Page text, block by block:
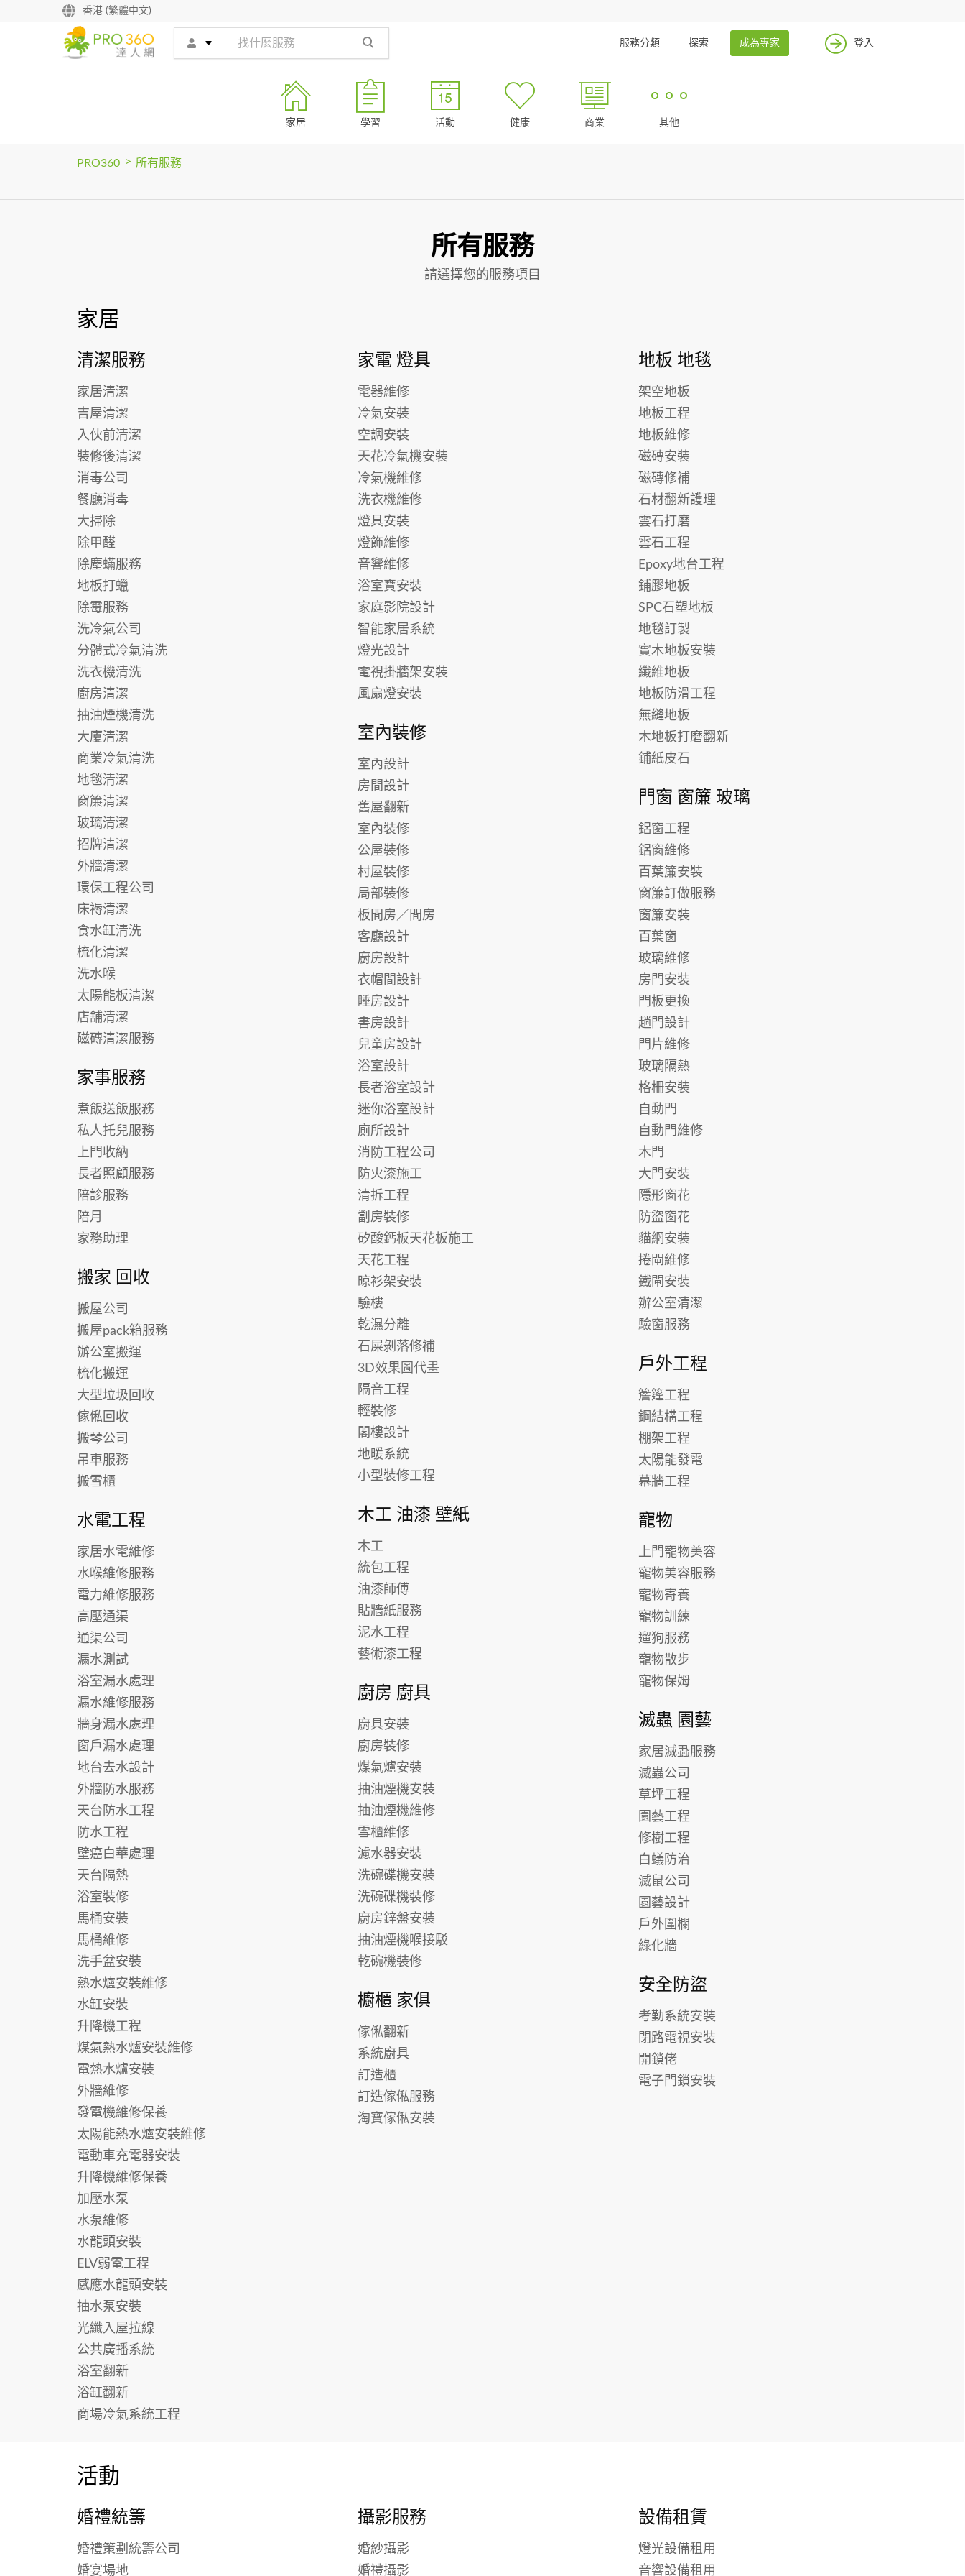
香港 (繁體中文)
服務分類 探索 成為專家 登入
找專家 買服務
登入
家居 學習 活動 健康 商業 其他
PRO360 > 所有服務
所有服務
請選擇您的服務項目
家居
清潔服務
家居清潔
吉屋清潔
入伙前清潔
裝修後清潔
消毒公司
餐廳消毒
大掃除
除甲醛
除塵蟎服務
地板打蠟
除霉服務
洗冷氣公司
分體式冷氣清洗
洗衣機清洗
廚房清潔
抽油煙機清洗
大廈清潔
商業冷氣清洗
地毯清潔
窗簾清潔
玻璃清潔
招牌清潔
外牆清潔
環保工程公司
床褥清潔
食水缸清洗
梳化清潔
洗水喉
太陽能板清潔
店舖清潔
磁磚清潔服務
家事服務
煮飯送飯服務
私人托兒服務
上門收納
長者照顧服務
陪診服務
陪月
家務助理
搬家 回收
搬屋公司
搬屋pack箱服務
辦公室搬運
梳化搬運
大型垃圾回收
傢俬回收
搬琴公司
吊車服務
搬雪櫃
水電工程
家居水電維修
水喉維修服務
電力維修服務
高壓通渠
通渠公司
漏水測試
浴室漏水處理
漏水維修服務
牆身漏水處理
窗戶漏水處理
地台去水設計
外牆防水服務
天台防水工程
防水工程
壁癌白華處理
天台隔熱
浴室裝修
馬桶安裝
馬桶維修
洗手盆安裝
熱水爐安裝維修
水缸安裝
升降機工程
煤氣熱水爐安裝維修
電熱水爐安裝
外牆維修
發電機維修保養
太陽能熱水爐安裝維修
電動車充電器安裝
升降機維修保養
加壓水泵
水泵維修
水龍頭安裝
ELV弱電工程
感應水龍頭安裝
抽水泵安裝
光纖入屋拉線
公共廣播系統
浴室翻新
浴缸翻新
商場冷氣系統工程
家電 燈具
電器維修
冷氣安裝
空調安裝
天花冷氣機安裝
冷氣機維修
洗衣機維修
燈具安裝
燈飾維修
音響維修
浴室寶安裝
家庭影院設計
智能家居系統
燈光設計
電視掛牆架安裝
風扇燈安裝
室內裝修
室內設計
房間設計
舊屋翻新
室內裝修
公屋裝修
村屋裝修
局部裝修
板間房／間房
客廳設計
廚房設計
衣帽間設計
睡房設計
書房設計
兒童房設計
浴室設計
長者浴室設計
迷你浴室設計
廁所設計
消防工程公司
防火漆施工
清拆工程
劏房裝修
矽酸鈣板天花板施工
天花工程
晾衫架安裝
驗樓
乾濕分離
石屎剝落修補
3D效果圖代畫
隔音工程
輕裝修
閣樓設計
地暖系統
小型裝修工程
木工 油漆 壁紙
木工
統包工程
油漆師傅
貼牆紙服務
泥水工程
藝術漆工程
廚房 廚具
廚具安裝
廚房裝修
煤氣爐安裝
抽油煙機安裝
抽油煙機維修
雪櫃維修
濾水器安裝
洗碗碟機安裝
洗碗碟機裝修
廚房鋅盤安裝
抽油煙機喉接駁
乾碗機裝修
櫥櫃 家俱
傢俬翻新
系統廚具
訂造櫃
訂造傢俬服務
淘寶傢俬安裝
地板 地毯
架空地板
地板工程
地板維修
磁磚安裝
磁磚修補
石材翻新護理
雲石打磨
雲石工程
Epoxy地台工程
鋪膠地板
SPC石塑地板
地毯訂製
實木地板安裝
纖維地板
地板防滑工程
無縫地板
木地板打磨翻新
鋪紙皮石
門窗 窗簾 玻璃
鋁窗工程
鋁窗維修
百葉簾安裝
窗簾訂做服務
窗簾安裝
百葉窗
玻璃維修
房門安裝
門板更換
趟門設計
門片維修
玻璃隔熱
格柵安裝
自動門
自動門維修
木門
大門安裝
隱形窗花
防盜窗花
貓網安裝
捲閘維修
鐵閘安裝
辦公室清潔
驗窗服務
戶外工程
簷篷工程
鋼結構工程
棚架工程
太陽能發電
幕牆工程
寵物
上門寵物美容
寵物美容服務
寵物寄養
寵物訓練
遛狗服務
寵物散步
寵物保姆
滅蟲 園藝
家居滅蝨服務
滅蟲公司
草坪工程
園藝工程
修樹工程
白蟻防治
滅鼠公司
園藝設計
戶外圍欄
綠化牆
安全防盜
考勤系統安裝
閉路電視安裝
開鎖佬
電子門鎖安裝
活動
婚禮統籌
婚禮策劃統籌公司
婚宴場地
攝影服務
婚紗攝影
婚禮攝影
設備租賃
燈光設備租用
音響設備租用